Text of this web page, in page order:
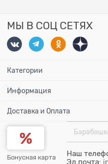
МЫ В СОЦ СЕТЯХ
Категории
Информация
Доставка и Оплата
Бонусная карта
Наш
Эл.почта: